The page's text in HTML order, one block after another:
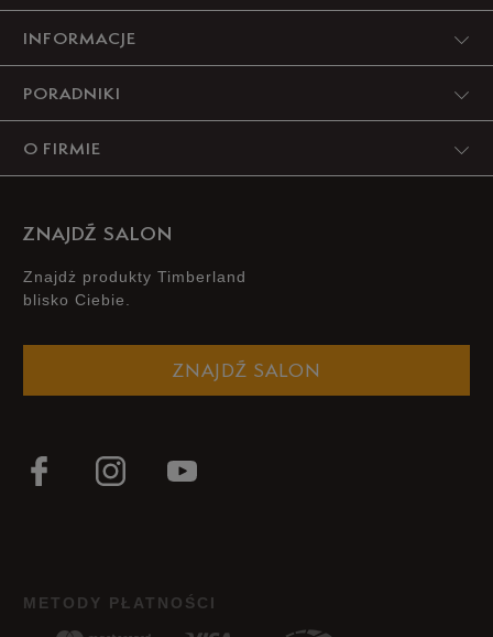
INFORMACJE
PORADNIKI
O FIRMIE
ZNAJDŹ SALON
Znajdż produkty Timberland
blisko Ciebie.
ZNAJDŹ SALON
METODY PŁATNOŚCI